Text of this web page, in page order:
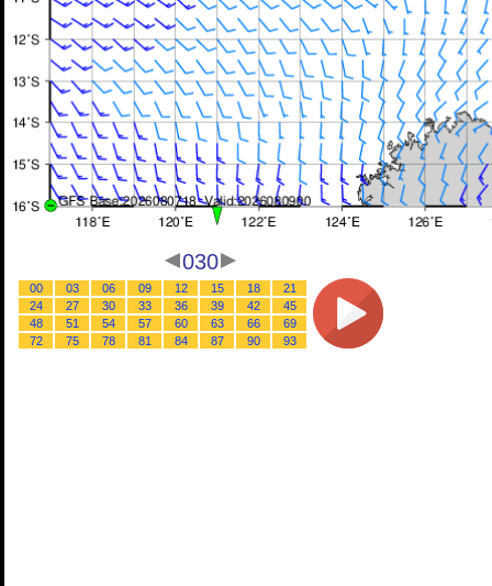
030
00 03 06 09 12 15 18
21
24
27 30 33 36 39 42
45
48
51 54 57 60 63 66
69
72
75 78 81 84 87 90 93